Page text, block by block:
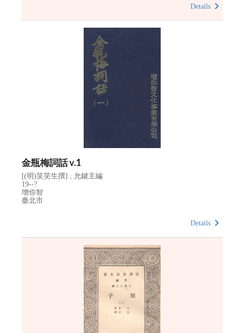
Details
金瓶梅詞話 v.1
[(明)笑笑生撰] ; 允鍵主編
19--?
增你智
臺北市
Details